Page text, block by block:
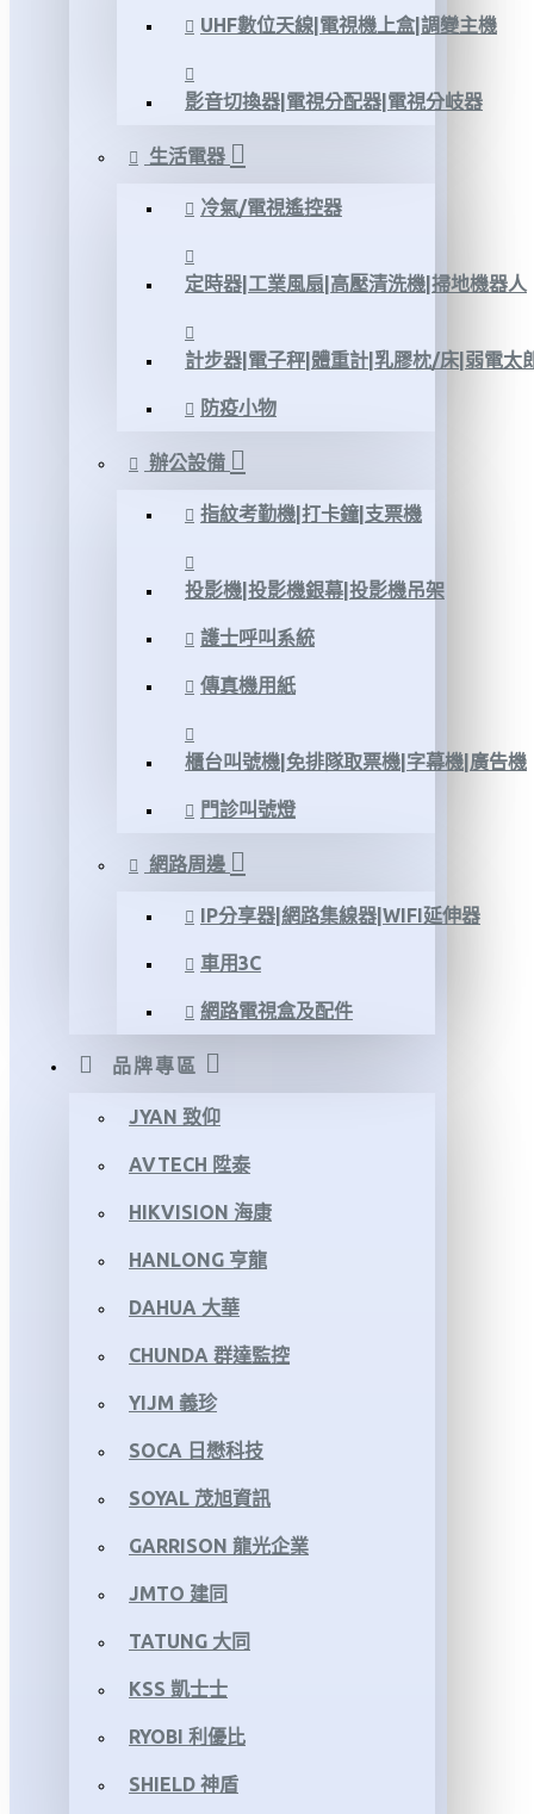
UHF數位天線|電視機上盒|調變主機
影音切換器|電視分配器|電視分岐器
生活電器
冷氣/電視遙控器
定時器|工業風扇|高壓清洗機|掃地機器人
計步器|電子秤|體重計|乳膠枕/床|弱電太
防疫小物
辦公設備
指紋考勤機|打卡鐘|支票機
投影機|投影機銀幕|投影機吊架
護士呼叫系統
傳真機用紙
櫃台叫號機|免排隊取票機|字幕機|廣告機
門診叫號燈
網路周邊
IP分享器|網路集線器|WIFI延伸器
車用3C
網路電視盒及配件
品牌專區
JYAN 致仰
AVTECH 陞泰
HIKVISION 海康
HANLONG 亨龍
DAHUA 大華
CHUNDA 群達監控
YIJM 義珍
SOCA 日懋科技
SOYAL 茂旭資訊
GARRISON 龍光企業
JMTO 建同
TATUNG 大同
KSS 凱士士
RYOBI 利優比
SHIELD 神盾